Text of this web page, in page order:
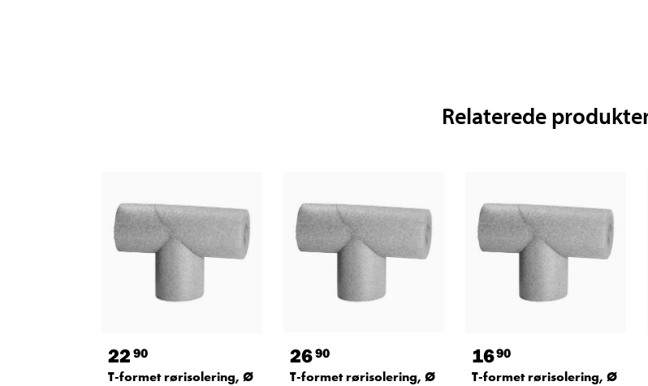
Relaterede
22 90
T-formet rørisolering, Ø
2690
T-formet rørisolering, Ø
1690
T-formet rørisolering, Ø